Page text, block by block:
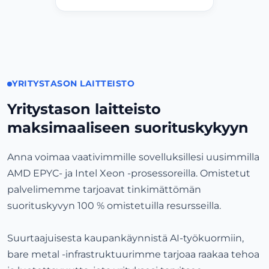
Singapore
Sydney
Australia • Equinix SY1
Tarkista datakeskus
YRITYSTASON LAITTEISTO
Yritystason laitteisto
maksimaaliseen suorituskykyyn
Anna voimaa vaativimmille sovelluksillesi uusimmilla
AMD EPYC- ja Intel Xeon -prosessoreilla. Omistetut
palvelimemme tarjoavat tinkimättömän
suorituskyvyn 100 % omistetuilla resursseilla.
Suurtaajuisesta kaupankäynnistä AI-työkuormiin,
bare metal -infrastruktuurimme tarjoaa raakaa tehoa